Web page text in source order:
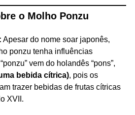
o Molho Ponzu
Apesar do nome soar japonês,
ponzu tenha influências
vem do holandês “pons”,
bebida cítrica), pois os
trazer bebidas de frutas cítricas
XVII.